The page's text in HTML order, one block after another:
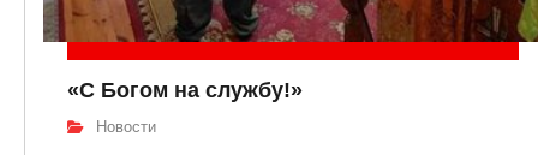
«С Богом на службу!»
Новости